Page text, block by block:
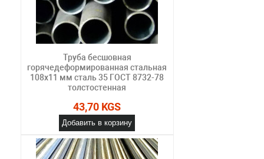
Труба бесшовная
горячедеформированная стальная
108х11 мм сталь 35 ГОСТ 8732-78
толстостенная
43,70 KGS
Добавить в корзину